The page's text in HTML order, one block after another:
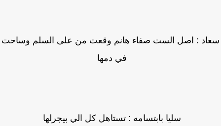
: اصل الست صفاء هانم وقعت من على السلم وساحت
في دمها
سليا بابتسامه : تستاهل كل الي بيجرلها